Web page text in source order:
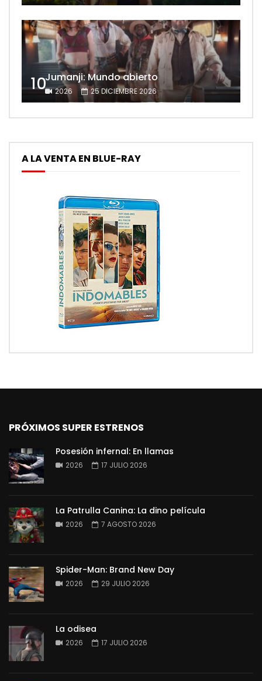
10Jumanji: Mundo abierto
2026 25 DICIEMBRE 2026
A LA VENTA EN BLUE-RAY
PRÓXIMOS SUPER ESTRENOS
Posesión infernal: En llamas
2026 17 JULIO 2026
La Patrulla Canina: La dino película
2026 7 AGOSTO 2026
Spider-Man: Brand New Day
2026 29 JULIO 2026
La odisea
2026 17 JULIO 2026